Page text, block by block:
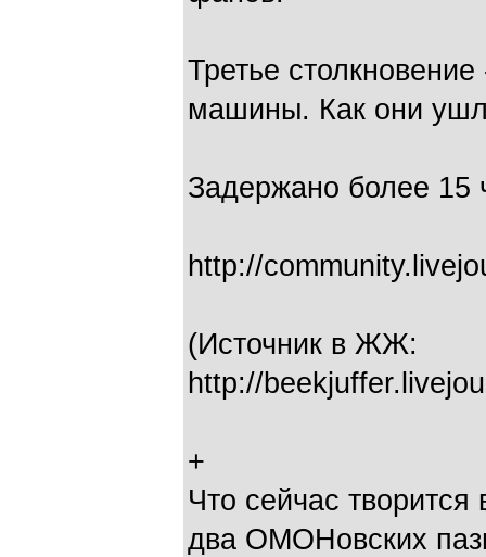
Третье
машины. Как они
Задержано более 15
http://
(Источник в ЖЖ:
http://
+
Что сейчас
два ОМОНовских